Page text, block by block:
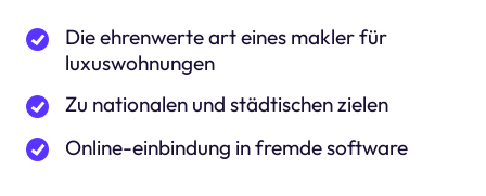
Die ehrenwerte art eines makler für
luxuswohnungen
Zu nationalen und städtischen zielen
Online-einbindung in fremde software